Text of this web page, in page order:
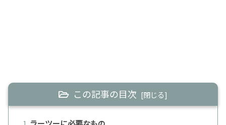
この記事の目次